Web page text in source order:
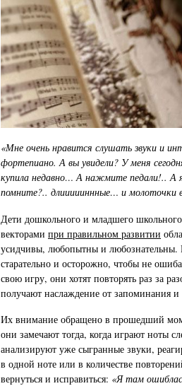
«Мне очень нравится слушать звуки и
фортепиано. А вы увидели? У меня
купила недавно… А нажмите педали!.. А
помните?.. длиииииннные… и молоточки
Дети дошкольного и младшего
векторами при правильном развитии
усидчивы, любопытны и любознательны.
старательно и осторожно, чтобы не
свою игру, они хотят повторять раз за
получают наслаждение от запоминания
Их внимание обращено в прошедший
они замечают тогда, когда играют ноты
анализируют уже сыгранные звуки,
в одной ноте или в количестве
вернуться и исправиться: «Я там